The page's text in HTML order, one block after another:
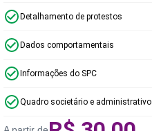
Detalhamento de protestos
Dados comportamentais
Informações do SPC
Quadro societário e administrativo